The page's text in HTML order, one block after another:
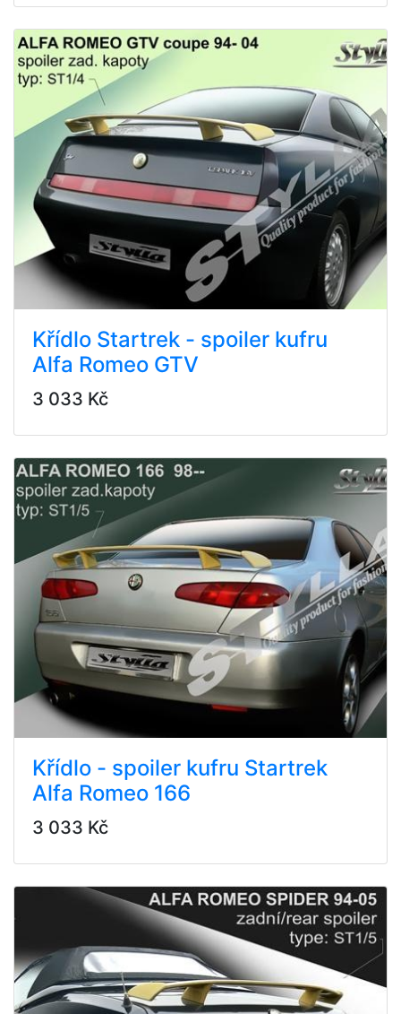
Křídlo Startrek - spoiler kufru
Alfa Romeo GTV
3 033 Kč
Křídlo - spoiler kufru Startrek
Alfa Romeo 166
3 033 Kč